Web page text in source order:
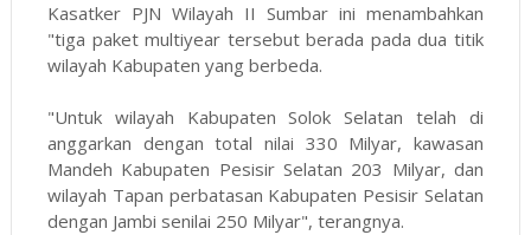
Kasatker PJN Wilayah II Sumbar ini menambahkan
"tiga paket multiyear tersebut berada pada dua titik
wilayah Kabupaten yang berbeda.
"Untuk wilayah Kabupaten Solok Selatan telah di
anggarkan dengan total nilai 330 Milyar, kawasan
Mandeh Kabupaten Pesisir Selatan 203 Milyar, dan
wilayah Tapan perbatasan Kabupaten Pesisir Selatan
dengan Jambi senilai 250 Milyar", terangnya.